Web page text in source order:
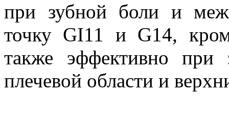
при зубной боли и
точку GI11 и G14,
также эффективно при
плечевой области и